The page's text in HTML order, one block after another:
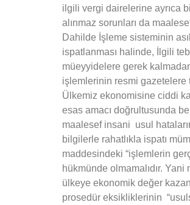
ilgili vergi dairelerine ayrıca
alınmaz sorunları da
Dahilde İşleme sisteminin
ispatlanması halinde, İlgili
müeyyidelere gerek
işlemlerinin resmi gazetelere
Ülkemiz ekonomisine ciddi
esas amacı doğrultusunda
maalesef insani usul
bilgilerle rahatlıkla ispatı
maddesindeki “işlemlerin
hükmünde olmamalıdır.
ülkeye ekonomik değer
prosedür eksikliklerinin